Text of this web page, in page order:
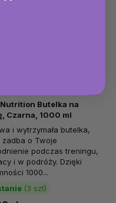
Butelka na
Czarna, 1000 ml
(3 szt)
i wytrzymała butelka,
zadba o Twoje
podczas treningu,
i w podróży. Dzięki
1000...